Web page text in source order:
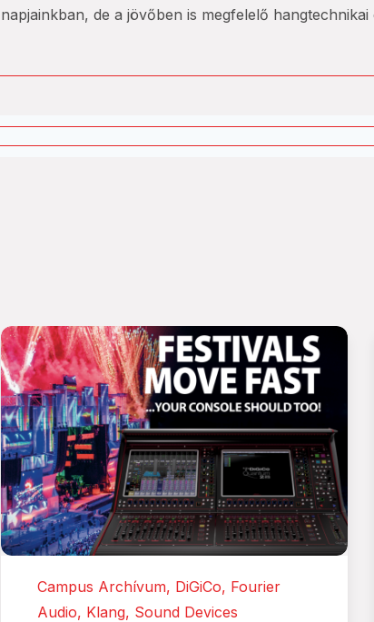
napjainkban, de a jövőben is megfelelő hangtechnikai
Campus Archívum, DiGiCo, Fourier
Audio, Klang, Sound Devices